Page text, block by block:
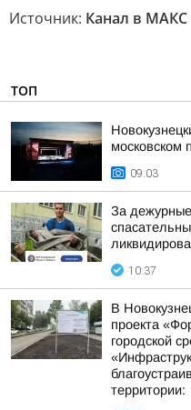
Источник: Канал в МАКС
ТОП
московском
09:03
За дежурные
10:37
В
проекта
городской
территории: